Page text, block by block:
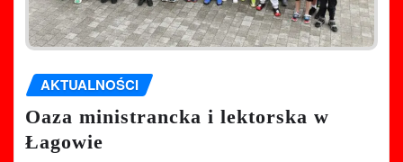
AKTUALNOŚCI
Oaza ministrancka i lektorska w
Łagowie